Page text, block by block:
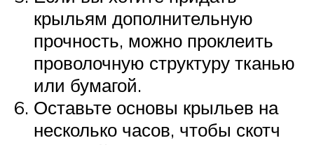
крыльям дополнительную
прочность, можно проклеить
проволочную структуру тканью
или бумагой.
Оставьте основы крыльев на
несколько часов, чтобы скотч